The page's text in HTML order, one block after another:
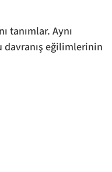
tanımlar. Aynı
eğilimlerinin